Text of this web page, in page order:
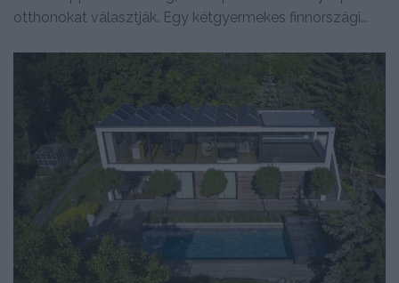
otthonokat választják. Egy kétgyermekes finnországi...